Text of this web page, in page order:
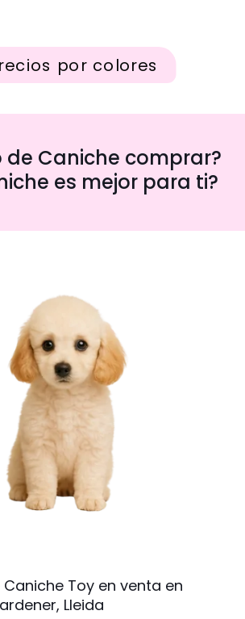
por colores
de Caniche comprar?
es mejor para ti?
Toy en venta en
Lleida